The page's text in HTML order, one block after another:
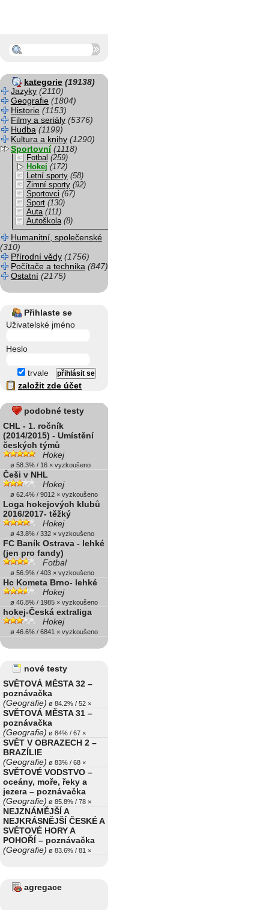
kategorie (19138)
Jazyky (2110)
Geografie (1804)
Historie (1153)
Filmy a seriály (5376)
Hudba (1199)
Kultura a knihy (1290)
Sportovní (1118)
Fotbal (259)
Hokej (172)
Letní sporty (58)
Zimní sporty (92)
Sportovci (67)
Sport (130)
Auta (111)
Autoškola (8)
Humanitní, společenské
(310)
Přírodní vědy (1756)
Počítače a technika (847)
Ostatní (2175)
Přihlaste se
Uživatelské jméno
Heslo
trvale
založit zde účet
podobné testy
CHL - 1. ročník
(2014/2015) - Umístění
českých týmů
Hokej
ø 58.3% / 16 × vyzkoušeno
Češi v NHL
Hokej
ø 62.4% / 9012 × vyzkoušeno
Loga hokejových klubů
2016/2017- těžký
Hokej
ø 43.8% / 332 × vyzkoušeno
FC Baník Ostrava - lehké
(jen pro fandy)
Fotbal
ø 56.9% / 403 × vyzkoušeno
Hc Kometa Brno- lehké
Hokej
ø 46.8% / 1985 × vyzkoušeno
hokej-Česká extraliga
Hokej
ø 46.6% / 6841 × vyzkoušeno
nové testy
SVĚTOVÁ MĚSTA 32 –
poznávačka
(Geografie) ø 84.2% / 52 ×
SVĚTOVÁ MĚSTA 31 –
poznávačka
(Geografie) ø 84% / 67 ×
SVĚT V OBRAZECH 2 –
BRAZÍLIE
(Geografie) ø 83% / 68 ×
SVĚTOVÉ VODSTVO –
oceány, moře, řeky a
jezera – poznávačka
(Geografie) ø 85.8% / 78 ×
NEJZNÁMĚJŠÍ A
NEJKRÁSNĚJŠÍ ČESKÉ A
SVĚTOVÉ HORY A
POHOŘÍ – poznávačka
(Geografie) ø 83.6% / 81 ×
agregace